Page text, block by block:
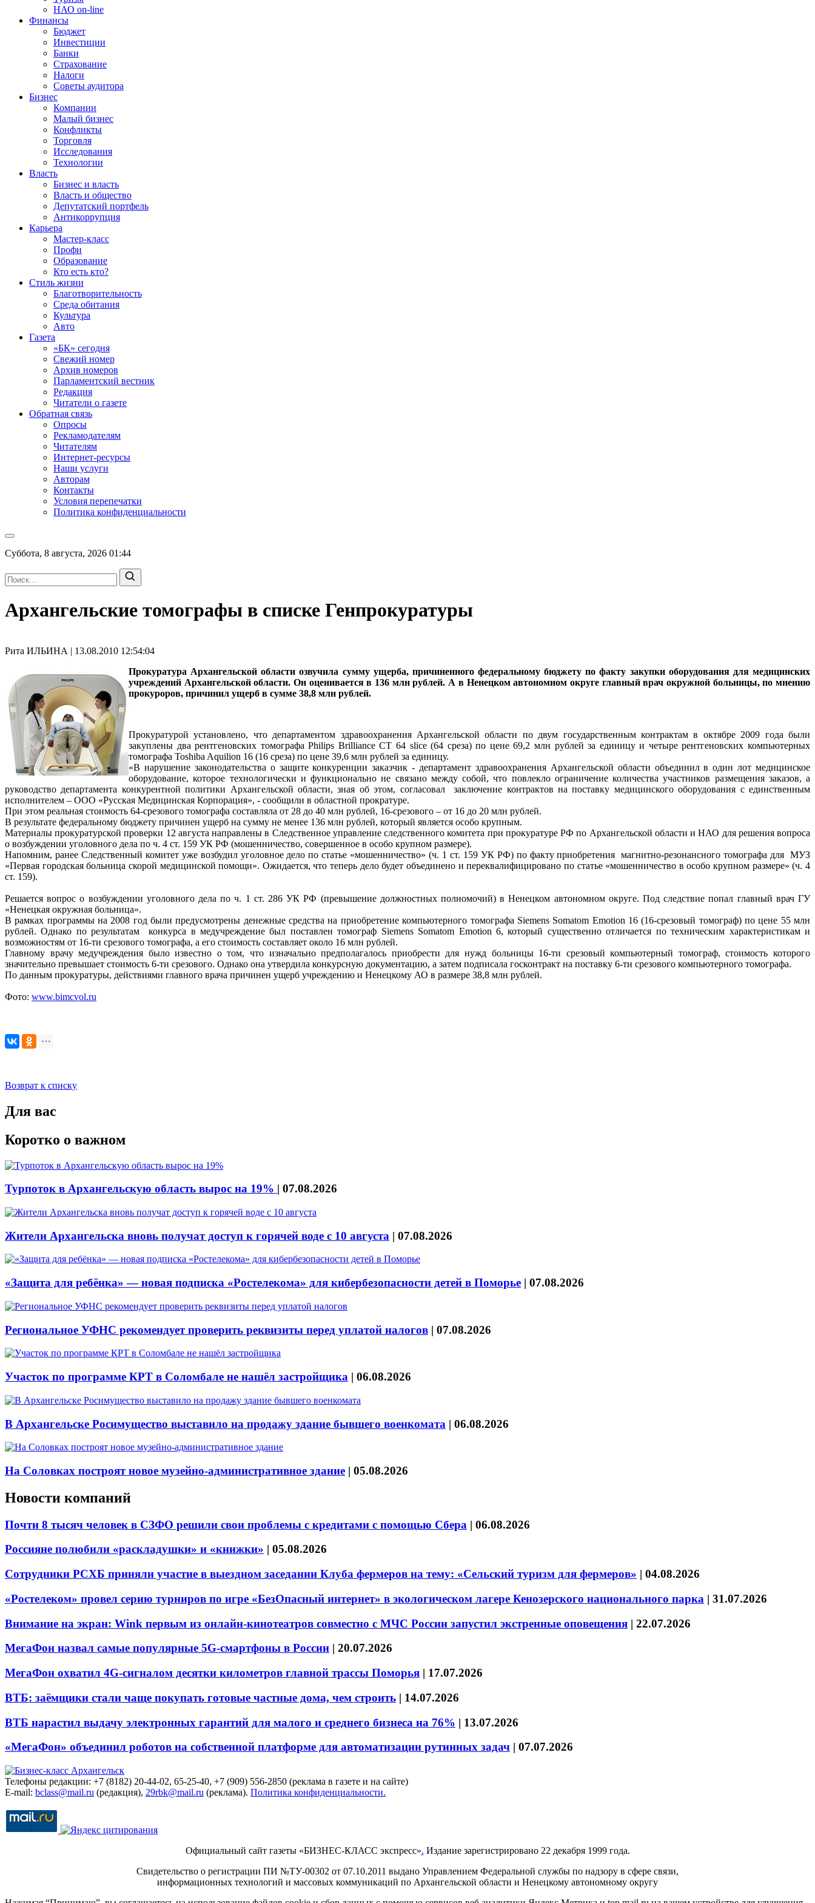
НАО on-line
Финансы
Бюджет
Инвестиции
Банки
Страхование
Налоги
Советы аудитора
Бизнес
Компании
Малый бизнес
Конфликты
Торговля
Исследования
Технологии
Власть
Бизнес и власть
Власть и общество
Депутатский портфель
Антикоррупция
Карьера
Мастер-класс
Профи
Образование
Кто есть кто?
Стиль жизни
Благотворительность
Среда обитания
Культура
Авто
Газета
«БК» сегодня
Свежий номер
Архив номеров
Парламентский вестник
Редакция
Читатели о газете
Обратная связь
Опросы
Рекламодателям
Читателям
Интернет-ресурсы
Наши услуги
Авторам
Контакты
Условия перепечатки
Политика конфиденциальности
Суббота, 8 августа, 2026 01:44
Архангельские томографы в списке Генпрокуратуры
Рита ИЛЬИНА | 13.08.2010 12:54:04
Прокуратура Архангельской области озвучила сумму ущерба, причиненного федеральному бюджету по факту закупки оборудования для медицинских
учреждений Архангельской области. Он оценивается в 136 млн рублей. А в Ненецком автономном округе главный врач окружной больницы, по мнению
прокуроров, причинил ущерб в сумме 38,8 млн рублей.
Прокуратурой установлено, что департаментом здравоохранения Архангельской области по двум государственным контрактам в октябре 2009 года были
закуплены два рентгеновских томографа Philips Brilliance CT 64 slice (64 среза) по цене 69,2 млн рублей за единицу и четыре рентгеновских компьютерных
томографа Toshiba Aquilion 16 (16 среза) по цене 39,6 млн рублей за единицу.
«В нарушение законодательства о защите конкуренции заказчик - департамент здравоохранения Архангельской области объединил в один лот медицинское
оборудование, которое технологически и функционально не связано между собой, что повлекло ограничение количества участников размещения заказов, а
руководство департамента конкурентной политики Архангельской области, зная об этом, согласовал заключение контрактов на поставку медицинского оборудования с единственным
исполнителем – ООО «Русская Медицинская Корпорация», - сообщили в областной прократуре.
При этом реальная стоимость 64-срезового томографа составляла от 28 до 40 млн рублей, 16-срезового – от 16 до 20 млн рублей.
В результате федеральному бюджету причинен ущерб на сумму не менее 136 млн рублей, который является особо крупным.
Материалы прокуратурской проверки 12 августа направлены в Следственное управление следственного комитета при прокуратуре РФ по Архангельской области и НАО для решения вопроса
о возбуждении уголовного дела по ч. 4 ст. 159 УК РФ (мошенничество, совершенное в особо крупном размере).
Напомним, ранее Следственный комитет уже возбудил уголовное дело по статье «мошенничество» (ч. 1 ст. 159 УК РФ) по факту приобретения магнитно-резонансного томографа для МУЗ
«Первая городская больница скорой медицинской помощи». Ожидается, что теперь дело будет объединено и переквалифицировано по статье «мошенничество в особо крупном размере» (ч. 4
ст. 159).
Решается вопрос о возбуждении уголовного дела по ч. 1 ст. 286 УК РФ (превышение должностных полномочий) в Ненецком автономном округе. Под следствие попал главный врач ГУ
«Ненецкая окружная больница».
В рамках программы на 2008 год были предусмотрены денежные средства на приобретение компьютерного томографа Siemens Somatom Emotion 16 (16-срезовый томограф) по цене 55 млн
рублей. Однако по результатам конкурса в медучреждение был поставлен томограф Siemens Somatom Emotion 6, который существенно отличается по техническим характеристикам и
возможностям от 16-ти срезового томографа, а его стоимость составляет около 16 млн рублей.
Главному врачу медучреждения было известно о том, что изначально предполагалось приобрести для нужд больницы 16-ти срезовый компьютерный томограф, стоимость которого
значительно превышает стоимость 6-ти срезового. Однако она утвердила конкурсную документацию, а затем подписала госконтракт на поставку 6-ти срезового компьютерного томографа.
По данным прокуратуры, действиями главного врача причинен ущерб учреждению и Ненецкому АО в размере 38,8 млн рублей.
Фото: www.bimcvol.ru
Возврат к списку
Для вас
Коротко о важном
Турпоток в Архангельскую область вырос на 19% | 07.08.2026
Жители Архангельска вновь получат доступ к горячей воде с 10 августа | 07.08.2026
«Защита для ребёнка» — новая подписка «Ростелекома» для кибербезопасности детей в Поморье | 07.08.2026
Региональное УФНС рекомендует проверить реквизиты перед уплатой налогов | 07.08.2026
Участок по программе КРТ в Соломбале не нашёл застройщика | 06.08.2026
В Архангельске Росимущество выставило на продажу здание бывшего военкомата | 06.08.2026
На Соловках построят новое музейно-административное здание | 05.08.2026
Новости компаний
Почти 8 тысяч человек в СЗФО решили свои проблемы с кредитами с помощью Сбера | 06.08.2026
Россияне полюбили «раскладушки» и «книжки» | 05.08.2026
Сотрудники РСХБ приняли участие в выездном заседании Клуба фермеров на тему: «Сельский туризм для фермеров» | 04.08.2026
«Ростелеком» провел серию турниров по игре «БезОпасный интернет» в экологическом лагере Кенозерского национального парка | 31.07.2026
Внимание на экран: Wink первым из онлайн-кинотеатров совместно с МЧС России запустил экстренные оповещения | 22.07.2026
МегаФон назвал самые популярные 5G-смартфоны в России | 20.07.2026
МегаФон охватил 4G-сигналом десятки километров главной трассы Поморья | 17.07.2026
ВТБ: заёмщики стали чаще покупать готовые частные дома, чем строить | 14.07.2026
ВТБ нарастил выдачу электронных гарантий для малого и среднего бизнеса на 76% | 13.07.2026
«МегаФон» объединил роботов на собственной платформе для автоматизации рутинных задач | 07.07.2026
Телефоны редакции: +7 (8182) 20-44-02, 65-25-40, +7 (909) 556-2850 (реклама в газете и на сайте)
E-mail: bclass@mail.ru (редакция), 29rbk@mail.ru (реклама). Политика конфиденциальности.
Официальный сайт газеты «БИЗНЕС-КЛАСС экспресс». Издание зарегистрировано 22 декабря 1999 года.
Свидетельство о регистрации ПИ №ТУ-00302 от 07.10.2011 выдано Управлением Федеральной службы по надзору в сфере связи,
информационных технологий и массовых коммуникаций по Архангельской области и Ненецкому автономному округу